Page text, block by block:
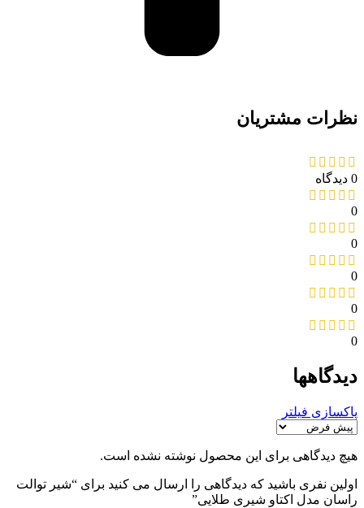
نظرات مشتریان
0 دیدگاه
0
0
0
0
0
دیدگاهها
پاکسازی فیلتر
هیچ دیدگاهی برای این محصول نوشته نشده است.
اولین نفری باشید که دیدگاهی را ارسال می کنید برای “شیر توالت
راسان مدل اکتاو شیری طلایی”